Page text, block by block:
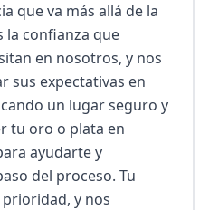
que va más allá de la
la confianza que
en nosotros, y nos
sus expectativas en
un lugar seguro y
tu oro o plata en
ayudarte y
del proceso. Tu
y nos